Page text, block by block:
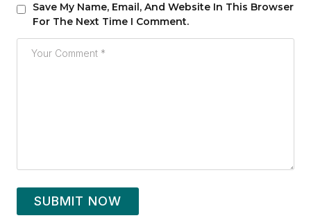
Save My Name, Email, And Website In This Browser
For The Next Time I Comment.
SUBMIT NOW